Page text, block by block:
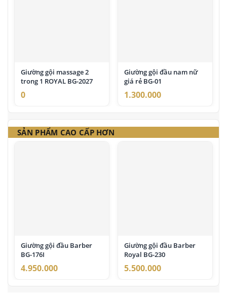
Giường gội massage 2
trong 1 ROYAL BG-2027
0
Giường gội đầu nam nữ
giá rẻ BG-01
1.300.000
SẢN PHẨM CAO CẤP HƠN
Giường gội đầu Barber
BG-176I
4.950.000
Giường gội đầu Barber
Royal BG-230
5.500.000